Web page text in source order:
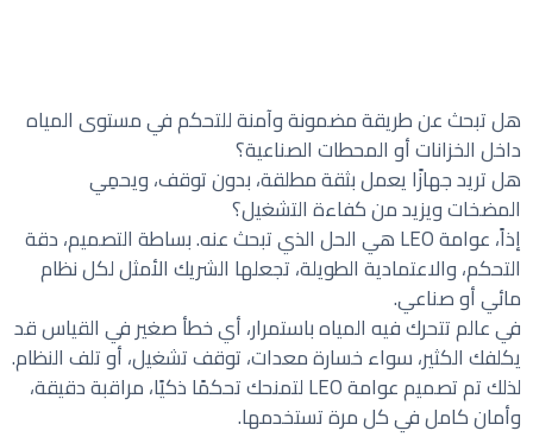
هل تبحث عن طريقة مضمونة وآمنة للتحكم في مستوى المياه
داخل الخزانات أو المحطات الصناعية؟
هل تريد جهازًا يعمل بثقة مطلقة، بدون توقف، ويحمِي
المضخات ويزيد من كفاءة التشغيل؟
إذاً، عوامة LEO هي الحل الذي تبحث عنه. بساطة التصميم، دقة
التحكم، والاعتمادية الطويلة، تجعلها الشريك الأمثل لكل نظام
مائي أو صناعي.
في عالم تتحرك فيه المياه باستمرار، أي خطأ صغير في القياس قد
يكلفك الكثير، سواء خسارة معدات، توقف تشغيل، أو تلف النظام.
لذلك تم تصميم عوامة LEO لتمنحك تحكمًا ذكيًا، مراقبة دقيقة،
وأمان كامل في كل مرة تستخدمها.